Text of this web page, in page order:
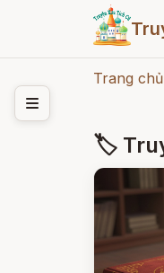
Trang chủ
🏷